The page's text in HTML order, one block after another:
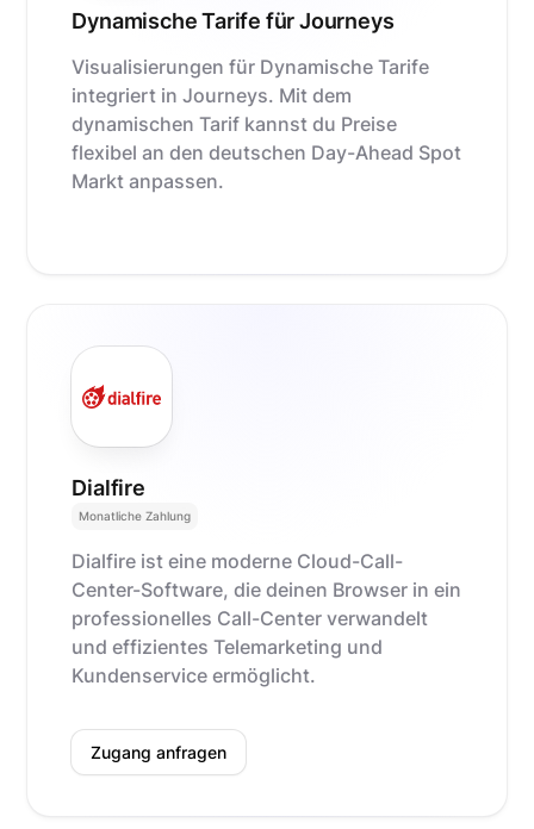
Dynamische Tarife für Journeys
Visualisierungen für Dynamische Tarife
integriert in Journeys. Mit dem
dynamischen Tarif kannst du Preise
flexibel an den deutschen Day-Ahead Spot
Markt anpassen.
Dialfire
Monatliche Zahlung
Dialfire ist eine moderne Cloud-Call-
Center-Software, die deinen Browser in ein
professionelles Call-Center verwandelt
und effizientes Telemarketing und
Kundenservice ermöglicht.
Zugang anfragen